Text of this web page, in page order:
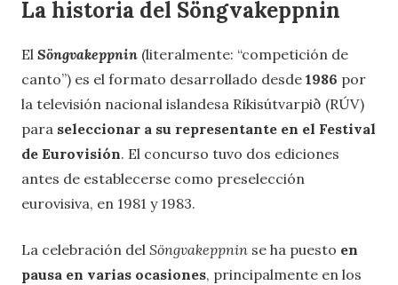
La historia del Söngvakeppnin
El Söngvakeppnin (literalmente: “competición de
canto”) es el formato desarrollado desde 1986 por
la televisión nacional islandesa Ríkisútvarpið (RÚV)
para seleccionar a su representante en el Festival
de Eurovisión. El concurso tuvo dos ediciones
antes de establecerse como preselección
eurovisiva, en 1981 y 1983.
La celebración del Söngvakeppnin se ha puesto en
pausa en varias ocasiones, principalmente en los